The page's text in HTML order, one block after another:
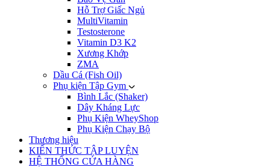
Hỗ Trợ Giấc Ngủ
MultiVitamin
Testosterone
Vitamin D3 K2
Xương Khớp
ZMA
Dầu Cá (Fish Oil)
Phụ kiện Tập Gym
Bình Lắc (Shaker)
Dây Kháng Lực
Phụ Kiện WheyShop
Phụ Kiện Chạy Bộ
Thương hiệu
KIẾN THỨC TẬP LUYỆN
HỆ THỐNG CỬA HÀNG